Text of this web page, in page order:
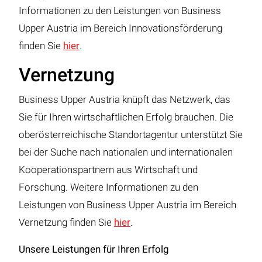
Informationen zu den Leistungen von Business
Upper Austria im Bereich Innovationsförderung
finden Sie hier.
Vernetzung
Business Upper Austria knüpft das Netzwerk, das
Sie für Ihren wirtschaftlichen Erfolg brauchen. Die
oberösterreichische Standortagentur unterstützt Sie
bei der Suche nach nationalen und internationalen
Kooperationspartnern aus Wirtschaft und
Forschung. Weitere Informationen zu den
Leistungen von Business Upper Austria im Bereich
Vernetzung finden Sie hier.
Unsere Leistungen für Ihren Erfolg